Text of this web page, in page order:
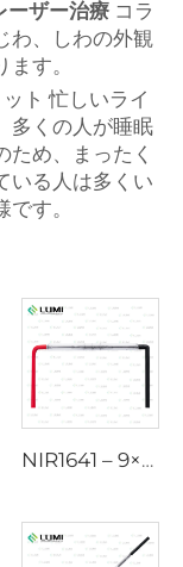
ーザー治療 コラ
わ、しわの外観
す。
ト 忙しいライ
多くの人が睡眠
ため、まったく
いる人は多くい
す。
NIR1641 – 9×45×110 mm